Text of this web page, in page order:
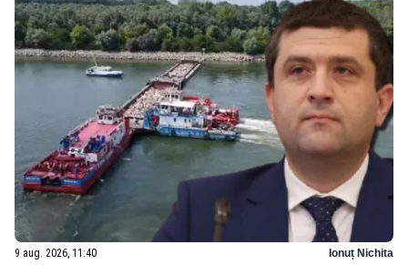
9 aug. 2026, 11:40 Ionuț Nichita